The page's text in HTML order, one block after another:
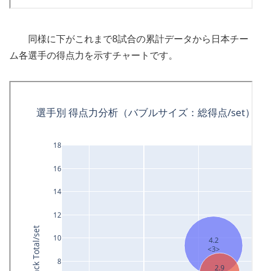
同様に下がこれまで8試合の累計データから日本チー
ム各選手の得点力を示すチャートです。